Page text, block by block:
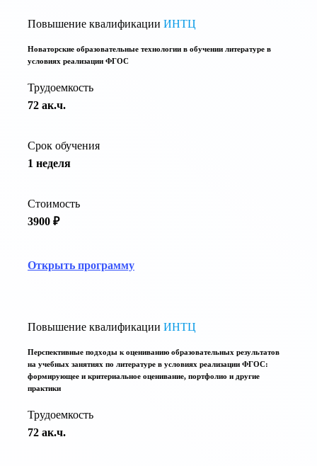
Повышение квалификации ИНТЦ
Новаторские образовательные технологии в обучении литературе в
условиях реализации ФГОС
Трудоемкость
72 ак.ч.
Срок обучения
1 неделя
Стоимость
3900 ₽
Открыть программу
Повышение квалификации ИНТЦ
Перспективные подходы к оцениванию образовательных результатов
на учебных занятиях по литературе в условиях реализации ФГОС:
формирующее и критериальное оценивание, портфолио и другие
практики
Трудоемкость
72 ак.ч.